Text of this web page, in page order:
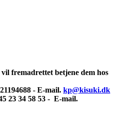
fremadrettet betjene dem hos
- E-mail. kp@kisuki.dk
23 34 58 53 - E-mail.